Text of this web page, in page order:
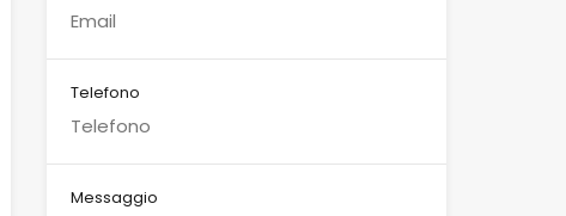
Telefono
Messaggio